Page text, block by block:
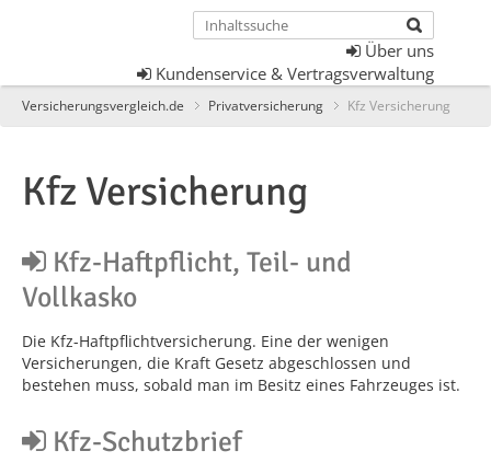
Über uns
Kundenservice & Vertragsverwaltung
Versicherungsvergleich.de Privatversicherung Kfz Versicherung
Kfz Versicherung
Kfz-Haftpflicht, Teil- und
Vollkasko
Die Kfz-Haftpflichtversicherung. Eine der wenigen
Versicherungen, die Kraft Gesetz abgeschlossen und
bestehen muss, sobald man im Besitz eines Fahrzeuges ist.
Kfz-Schutzbrief